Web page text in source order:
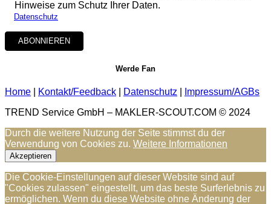
Hinweise zum Schutz Ihrer Daten.
Datenschutz
Werde Fan
Home Kontakt/Feedback Datenschutz
Impressum/AGBs
TREND Service GmbH – MAKLER-SCOUT.COM © 2024
Durch die weitere Nutzung der Seite stimmst du der
Verwendung von Cookies zu. Weitere Informationen
Akzeptieren
Die Cookie-Einstellungen auf dieser Website sind auf
"Cookies zulassen" eingestellt, um das beste Surferlebnis zu
ermöglichen. Wenn du diese Website ohne Änderung der